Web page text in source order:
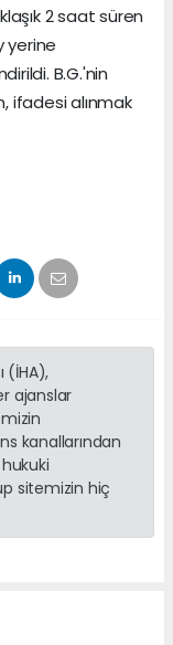
2 saat süren
yerine
B.G.'nin
ifadesi alınmak
(İHA),
ajanslar
kanallarından
sitemizin hiç